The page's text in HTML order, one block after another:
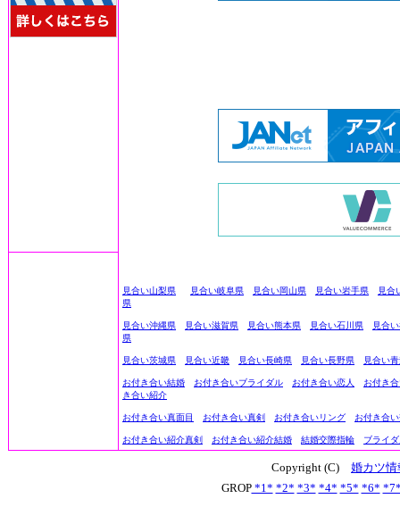
見合い山梨県 見合い岐阜県 見合い岡山県 見合い岩手県
見合
県
見合い沖縄県 見合い滋賀県 見合い熊本県 見合い石川県
見合
県
見合い茨城県 見合い近畿 見合い長崎県 見合い長野県 見合い
お付き合い結婚 お付き合いブライダル お付き合い恋人
お付き
き合い紹介
お付き合い真面目 お付き合い真剣 お付き合いリング お付き合
お付き合い紹介真剣 お付き合い紹介結婚 結婚交際指輪 ブライ
Copyright (C) 婚カツ
GROP*1* *2* *3* *4* *5* *6*